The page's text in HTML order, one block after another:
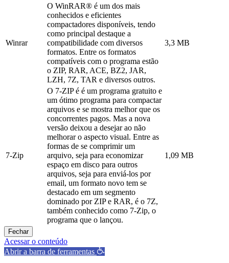
Winrar
O WinRAR® é um dos mais
conhecidos e eficientes
compactadores disponíveis, tendo
como principal destaque a
compatibilidade com diversos
formatos. Entre os formatos
compatíveis com o programa estão
o ZIP, RAR, ACE, BZ2, JAR,
LZH, 7Z, TAR e diversos outros.
3,3 MB
7-Zip
O 7-ZIP é é um programa gratuito e
um ótimo programa para compactar
arquivos e se mostra melhor que os
concorrentes pagos. Mas a nova
versão deixou a desejar ao não
melhorar o aspecto visual. Entre as
formas de se comprimir um
arquivo, seja para economizar
espaço em disco para outros
arquivos, seja para enviá-los por
email, um formato novo tem se
destacado em um segmento
dominado por ZIP e RAR, é o 7Z,
também conhecido como 7-Zip, o
programa que o lançou.
1,09 MB
Fechar
Acessar o conteúdo
Abrir a barra de ferramentas